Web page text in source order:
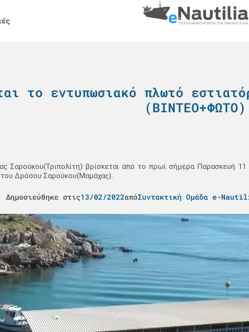
το εντυπωσιακό πλωτό
(ΒΙΝΤΕΟ+ΦΩΤΟ)
Σαρούκου(Τριπολίτη) βρίσκεται από το πρωί σήμερα Παρασκευή
Δρόσου Σαρούκου(Μαμάχας).
Δημοσιεύθηκε στις13/02/2022απόΣυντακτική Ομάδα e-